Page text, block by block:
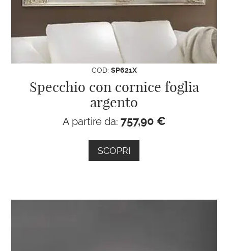
indeciso sul modello di specchio
che hai scelto.
Ti aiuteremo con la tua ricerca!
COD: SP621X
Specchio con cornice foglia
argento
A partire da: 757,90 €
SCOPRI